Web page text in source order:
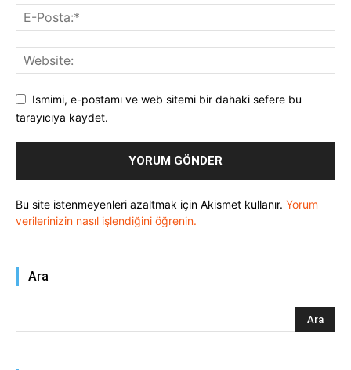
Ismimi, e-postamı ve web sitemi bir dahaki sefere bu
tarayıcıya kaydet.
Bu site istenmeyenleri azaltmak için Akismet kullanır. Yorum
verilerinizin nasıl işlendiğini öğrenin.
Ara